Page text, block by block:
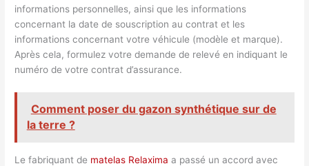
informations personnelles, ainsi que les informations
concernant la date de souscription au contrat et les
informations concernant votre véhicule (modèle et marque).
Après cela, formulez votre demande de relevé en indiquant le
numéro de votre contrat d’assurance.
Comment poser du gazon synthétique sur de
la terre ?
Le fabriquant de matelas Relaxima a passé un accord avec